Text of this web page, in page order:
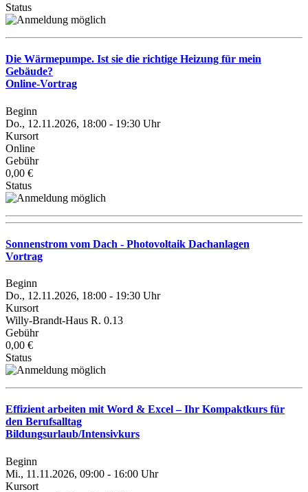
Status
Die Wärmepumpe. Ist sie die richtige Heizung für mein
Gebäude?
Online-Vortrag
Beginn
Do., 12.11.2026, 18:00 - 19:30 Uhr
Kursort
Online
Gebühr
0,00 €
Status
Sonnenstrom vom Dach - Photovoltaik Dachanlagen
Vortrag
Beginn
Do., 12.11.2026, 18:00 - 19:30 Uhr
Kursort
Willy-Brandt-Haus R. 0.13
Gebühr
0,00 €
Status
Effizient arbeiten mit Word & Excel – Ihr Kompaktkurs für
den Berufsalltag
Bildungsurlaub/Intensivkurs
Beginn
Mi., 11.11.2026, 09:00 - 16:00 Uhr
Kursort